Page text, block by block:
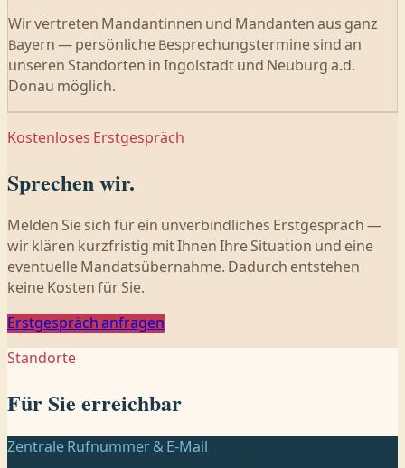
Wir vertreten Mandantinnen und Mandanten aus ganz
Bayern — persönliche Besprechungstermine sind an
unseren Standorten in Ingolstadt und Neuburg a.d.
Donau möglich.
Kostenloses Erstgespräch
Sprechen wir.
Melden Sie sich für ein unverbindliches Erstgespräch —
wir klären kurzfristig mit Ihnen Ihre Situation und eine
eventuelle Mandatsübernahme. Dadurch entstehen
keine Kosten für Sie.
Erstgespräch anfragen
Standorte
Für Sie erreichbar
Zentrale Rufnummer & E-Mail